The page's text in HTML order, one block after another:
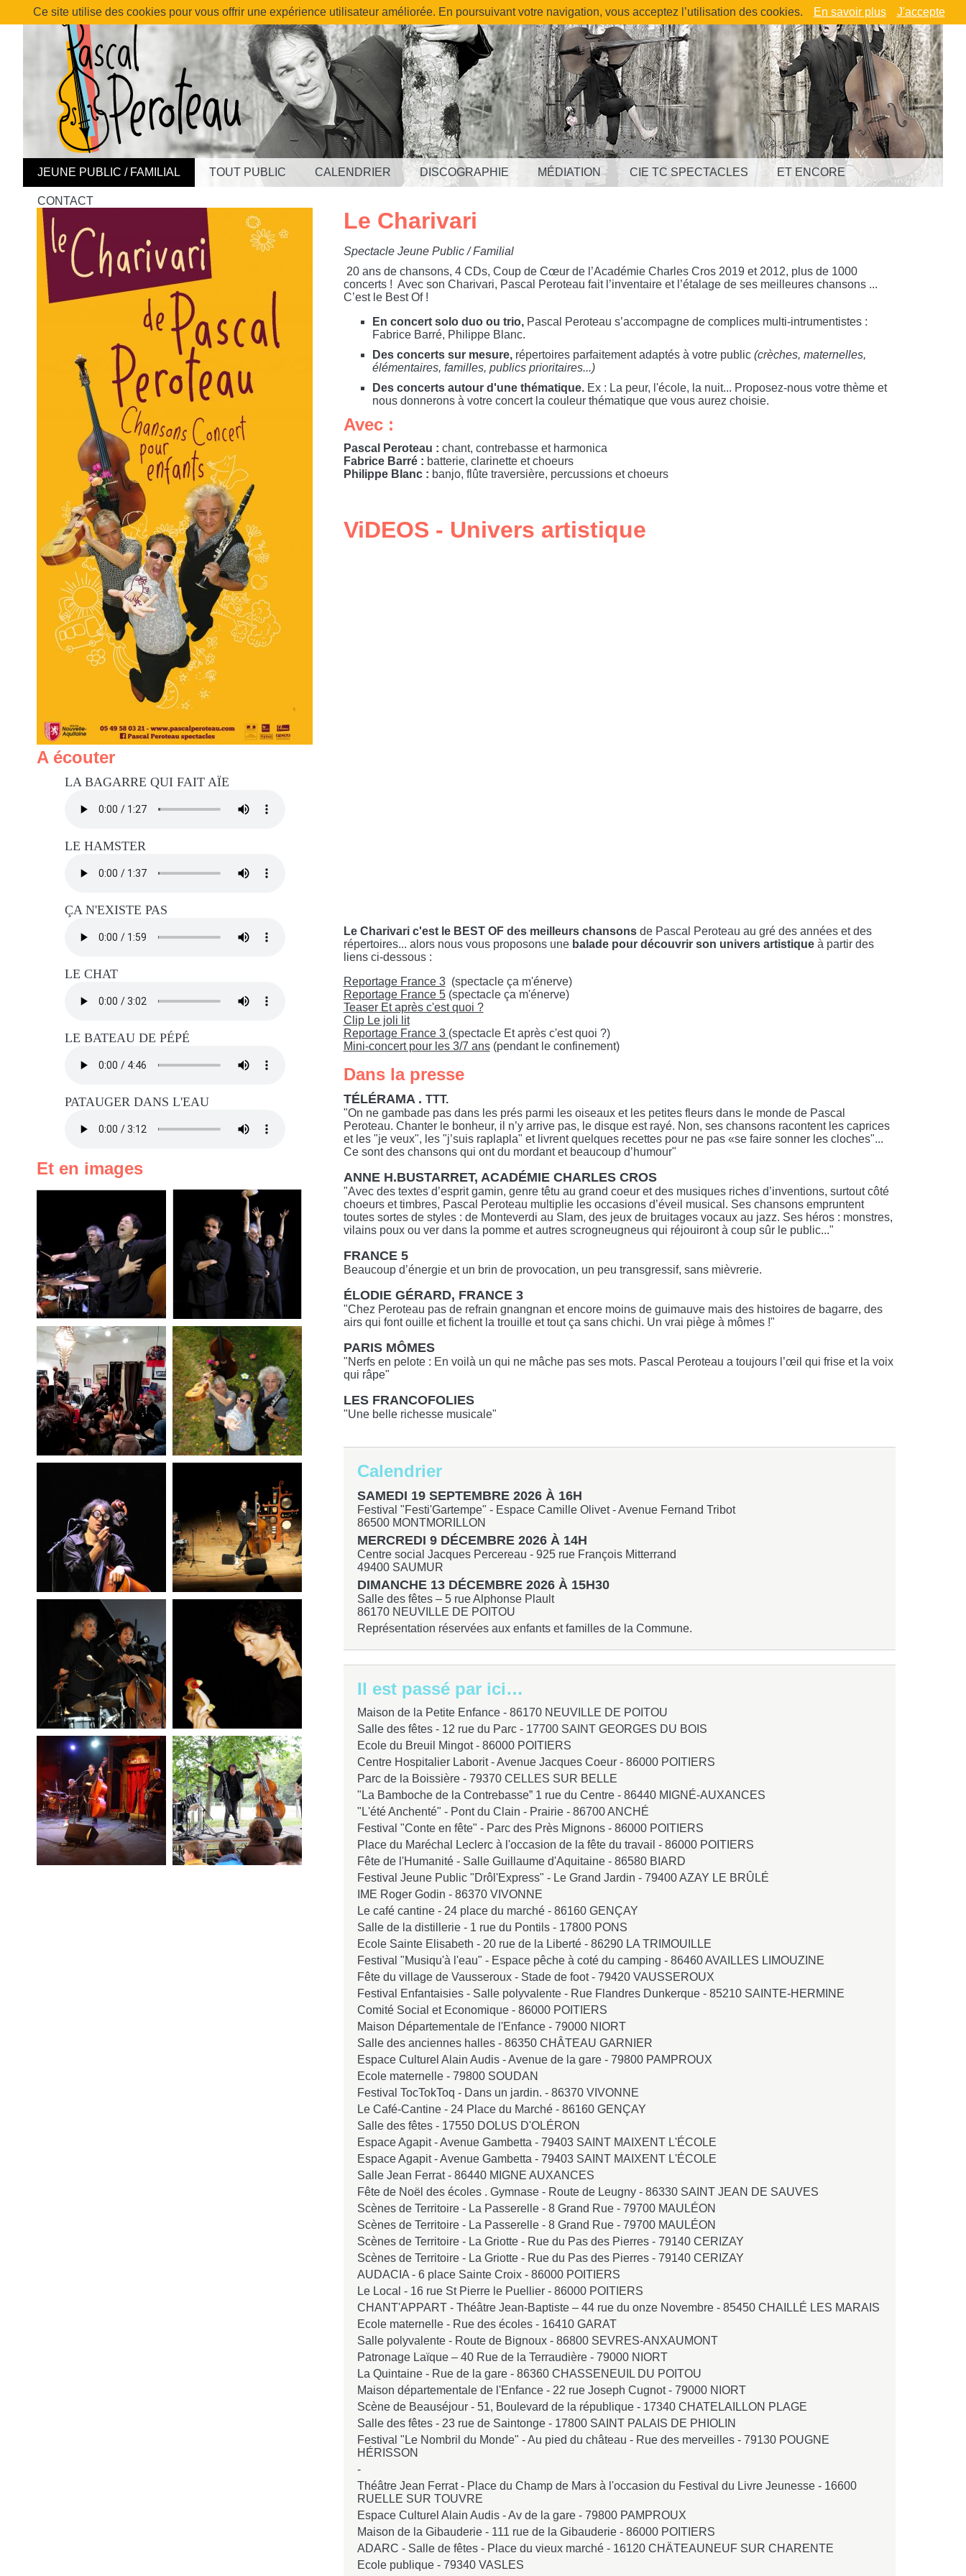
JEUNE PUBLIC / FAMILIAL TOUT PUBLIC CALENDRIER DISCOGRAPHIE MÉDIATION CIE TC SPECTACLES ET ENCORE
CONTACT
A écouter
LA BAGARRE QUI FAIT AÏE
LE HAMSTER
ÇA N'EXISTE PAS
LE CHAT
LE BATEAU DE PÉPÉ
PATAUGER DANS L'EAU
Et en images
Le Charivari
Spectacle Jeune Public / Familial
20 ans de chansons, 4 CDs, Coup de Cœur de l’Académie Charles Cros 2019 et 2012, plus de 1000
concerts ! Avec son Charivari, Pascal Peroteau fait l’inventaire et l’étalage de ses meilleures chansons ...
C’est le Best Of !
En concert solo duo ou trio,Pascal Peroteau s’accompagne de complices multi-intrumentistes :
Fabrice Barré, Philippe Blanc.
Des concerts sur mesure,répertoires parfaitement adaptés à votre public (crèches, maternelles,
élémentaires, familles, publics prioritaires...)
Des concerts autour d'une thématique.Ex : La peur, l'école, la nuit... Proposez-nous votre thème et
nous donnerons à votre concert la couleur thématique que vous aurez choisie.
Avec :
Pascal Peroteau : chant, contrebasse et harmonica
Fabrice Barré : batterie, clarinette et choeurs
Philippe Blanc : banjo, flûte traversière, percussions et choeurs
ViDEOS - Univers artistique
Le Charivari c'est le BEST OF des meilleurs chansons de Pascal Peroteau au gré des années et des
répertoires... alors nous vous proposons unebalade pour découvrir son univers artistiqueà partir des
liens ci-dessous :
Reportage France 3(spectacle ça m'énerve)
Reportage France 5(spectacle ça m'énerve)
Teaser Et après c'est quoi ?
Clip Le joli lit
Reportage France 3 (spectacle Et après c'est quoi ?)
Mini-concert pour les 3/7 ans(pendant le confinement)
Dans la presse
TÉLÉRAMA . TTT.
"On ne gambade pas dans les prés parmi les oiseaux et les petites fleurs dans le monde de Pascal
Peroteau. Chanter le bonheur, il n’y arrive pas, le disque est rayé. Non, ses chansons racontent les caprices
et les "je veux", les "j’suis raplapla" et livrent quelques recettes pour ne pas «se faire sonner les cloches"...
Ce sont des chansons qui ont du mordant et beaucoup d’humour"
ANNE H.BUSTARRET, ACADÉMIE CHARLES CROS
"Avec des textes d’esprit gamin, genre têtu au grand coeur et des musiques riches d’inventions, surtout côté
choeurs et timbres, Pascal Peroteau multiplie les occasions d’éveil musical. Ses chansons empruntent
toutes sortes de styles : de Monteverdi au Slam, des jeux de bruitages vocaux au jazz. Ses héros : monstres,
vilains poux ou ver dans la pomme et autres scrogneugneus qui réjouiront à coup sûr le public..."
FRANCE 5
Beaucoup d’énergie et un brin de provocation, un peu transgressif, sans mièvrerie.
ÉLODIE GÉRARD, FRANCE 3
"Chez Peroteau pas de refrain gnangnan et encore moins de guimauve mais des histoires de bagarre, des
airs qui font ouille et fichent la trouille et tout ça sans chichi. Un vrai piège à mômes !"
PARIS MÔMES
"Nerfs en pelote : En voilà un qui ne mâche pas ses mots. Pascal Peroteau a toujours l’œil qui frise et la voix
qui râpe"
LES FRANCOFOLIES
"Une belle richesse musicale"
Calendrier
SAMEDI 19 SEPTEMBRE 2026 À 16H
Festival "Festi'Gartempe" - Espace Camille Olivet - Avenue Fernand Tribot
86500 MONTMORILLON
MERCREDI 9 DÉCEMBRE 2026 À 14H
Centre social Jacques Percereau - 925 rue François Mitterrand
49400 SAUMUR
DIMANCHE 13 DÉCEMBRE 2026 À 15H30
Salle des fêtes – 5 rue Alphonse Plault
86170 NEUVILLE DE POITOU
Représentation réservées aux enfants et familles de la Commune.
Il est passé par ici…
Maison de la Petite Enfance - 86170 NEUVILLE DE POITOU
Salle des fêtes - 12 rue du Parc - 17700 SAINT GEORGES DU BOIS
Ecole du Breuil Mingot - 86000 POITIERS
Centre Hospitalier Laborit - Avenue Jacques Coeur - 86000 POITIERS
Parc de la Boissière - 79370 CELLES SUR BELLE
"La Bamboche de la Contrebasse” 1 rue du Centre - 86440 MIGNÉ-AUXANCES
"L'été Anchenté" - Pont du Clain - Prairie - 86700 ANCHÉ
Festival "Conte en fête" - Parc des Près Mignons - 86000 POITIERS
Place du Maréchal Leclerc à l'occasion de la fête du travail - 86000 POITIERS
Fête de l'Humanité - Salle Guillaume d'Aquitaine - 86580 BIARD
Festival Jeune Public "Drôl'Express" - Le Grand Jardin - 79400 AZAY LE BRÛLÉ
IME Roger Godin - 86370 VIVONNE
Le café cantine - 24 place du marché - 86160 GENÇAY
Salle de la distillerie - 1 rue du Pontils - 17800 PONS
Ecole Sainte Elisabeth - 20 rue de la Liberté - 86290 LA TRIMOUILLE
Festival "Musiqu'à l'eau" - Espace pêche à coté du camping - 86460 AVAILLES LIMOUZINE
Fête du village de Vausseroux - Stade de foot - 79420 VAUSSEROUX
Festival Enfantaisies - Salle polyvalente - Rue Flandres Dunkerque - 85210 SAINTE-HERMINE
Comité Social et Economique - 86000 POITIERS
Maison Départementale de l'Enfance - 79000 NIORT
Salle des anciennes halles - 86350 CHÂTEAU GARNIER
Espace Culturel Alain Audis - Avenue de la gare - 79800 PAMPROUX
Ecole maternelle - 79800 SOUDAN
Festival TocTokToq - Dans un jardin. - 86370 VIVONNE
Le Café-Cantine - 24 Place du Marché - 86160 GENÇAY
Salle des fêtes - 17550 DOLUS D'OLÉRON
Espace Agapit - Avenue Gambetta - 79403 SAINT MAIXENT L'ÉCOLE
Espace Agapit - Avenue Gambetta - 79403 SAINT MAIXENT L'ÉCOLE
Salle Jean Ferrat - 86440 MIGNE AUXANCES
Fête de Noël des écoles . Gymnase - Route de Leugny - 86330 SAINT JEAN DE SAUVES
Scènes de Territoire - La Passerelle - 8 Grand Rue - 79700 MAULÉON
Scènes de Territoire - La Passerelle - 8 Grand Rue - 79700 MAULÉON
Scènes de Territoire - La Griotte - Rue du Pas des Pierres - 79140 CERIZAY
Scènes de Territoire - La Griotte - Rue du Pas des Pierres - 79140 CERIZAY
AUDACIA - 6 place Sainte Croix - 86000 POITIERS
Le Local - 16 rue St Pierre le Puellier - 86000 POITIERS
CHANT'APPART - Théâtre Jean-Baptiste – 44 rue du onze Novembre - 85450 CHAILLÉ LES MARAIS
Ecole maternelle - Rue des écoles - 16410 GARAT
Salle polyvalente - Route de Bignoux - 86800 SEVRES-ANXAUMONT
Patronage Laïque – 40 Rue de la Terraudière - 79000 NIORT
La Quintaine - Rue de la gare - 86360 CHASSENEUIL DU POITOU
Maison départementale de l'Enfance - 22 rue Joseph Cugnot - 79000 NIORT
Scène de Beauséjour - 51, Boulevard de la république - 17340 CHATELAILLON PLAGE
Salle des fêtes - 23 rue de Saintonge - 17800 SAINT PALAIS DE PHIOLIN
Festival "Le Nombril du Monde" - Au pied du château - Rue des merveilles - 79130 POUGNE
HÉRISSON
-
Théâtre Jean Ferrat - Place du Champ de Mars à l'occasion du Festival du Livre Jeunesse - 16600
RUELLE SUR TOUVRE
Espace Culturel Alain Audis - Av de la gare - 79800 PAMPROUX
Maison de la Gibauderie - 111 rue de la Gibauderie - 86000 POITIERS
ADARC - Salle de fêtes - Place du vieux marché - 16120 CHÄTEAUNEUF SUR CHARENTE
Ecole publique - 79340 VASLES
Ce site utilise des cookies pour vous offrir une expérience utilisateur améliorée. En poursuivant votre navigation, vous acceptez l’utilisation des cookies. En savoir plus J'accepte